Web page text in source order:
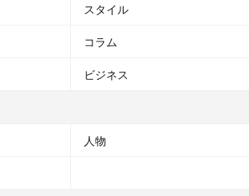
スタイル
コラム
ビジネス
人物